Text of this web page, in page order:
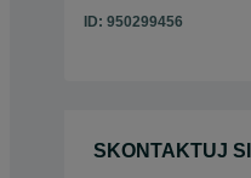
ID: 950299456
SKONTAKTUJ